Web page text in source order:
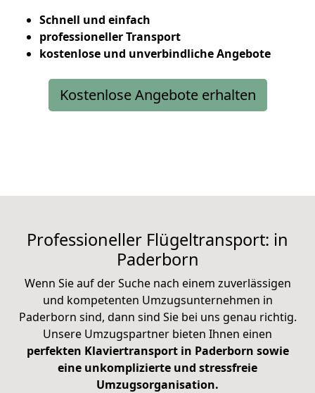
Schnell und einfach
professioneller Transport
kostenlose und unverbindliche Angebote
Kostenlose Angebote erhalten
Professioneller Flügeltransport: in
Paderborn
Wenn Sie auf der Suche nach einem zuverlässigen
und kompetenten Umzugsunternehmen in
Paderborn sind, dann sind Sie bei uns genau richtig.
Unsere Umzugspartner bieten Ihnen einen
perfekten Klaviertransport in Paderborn sowie
eine unkomplizierte und stressfreie
Umzugsorganisation.